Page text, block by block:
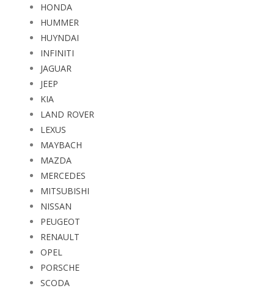
HONDA
HUMMER
HUYNDAI
INFINITI
JAGUAR
JEEP
KIA
LAND ROVER
LEXUS
MAYBACH
MAZDA
MERCEDES
MITSUBISHI
NISSAN
PEUGEOT
RENAULT
OPEL
PORSCHE
SCODA